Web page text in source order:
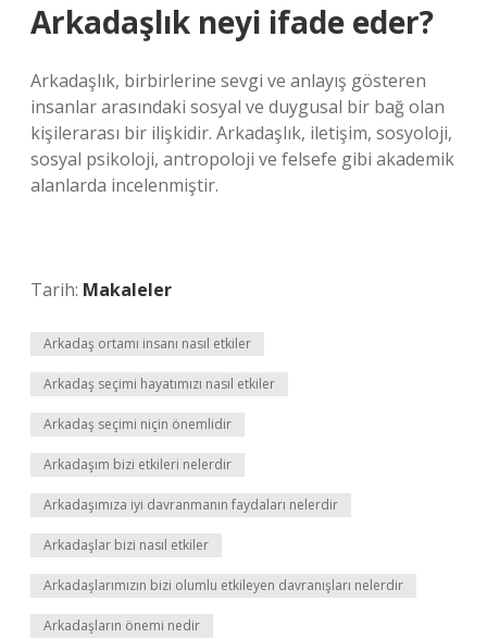
Arkadaşlık neyi ifade eder?
Arkadaşlık, birbirlerine sevgi ve anlayış gösteren
insanlar arasındaki sosyal ve duygusal bir bağ olan
kişilerarası bir ilişkidir. Arkadaşlık, iletişim, sosyoloji,
sosyal psikoloji, antropoloji ve felsefe gibi akademik
alanlarda incelenmiştir.
Tarih: Makaleler
Arkadaş ortamı insanı nasıl etkiler
Arkadaş seçimi hayatımızı nasıl etkiler
Arkadaş seçimi niçin önemlidir
Arkadaşım bizi etkileri nelerdir
Arkadaşımıza iyi davranmanın faydaları nelerdir
Arkadaşlar bizi nasıl etkiler
Arkadaşlarımızın bizi olumlu etkileyen davranışları nelerdir
Arkadaşların önemi nedir